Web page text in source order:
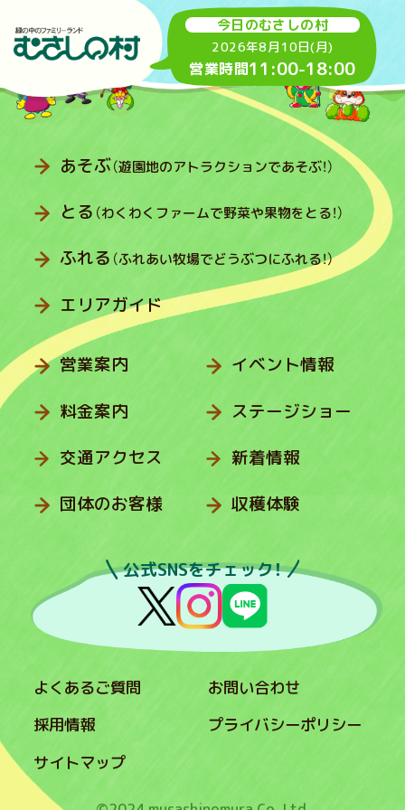
今日のむさしの村
2026年8月10日(月)
営業時間11:00-18:00
あそぶ（遊園地のアトラクションであそぶ！）
とる （わくわくファームで野菜や果物をとる！）
ふれる （ふれあい牧場でどうぶつにふれる！）
エリアガイド
営業案内
料金案内
交通アクセス
団体のお客様
イベント情報
ステージショー
新着情報
収穫体験
公式SNSをチェック！
よくあるご質問
お問い合わせ
採用情報
プライバシーポリシー
サイトマップ